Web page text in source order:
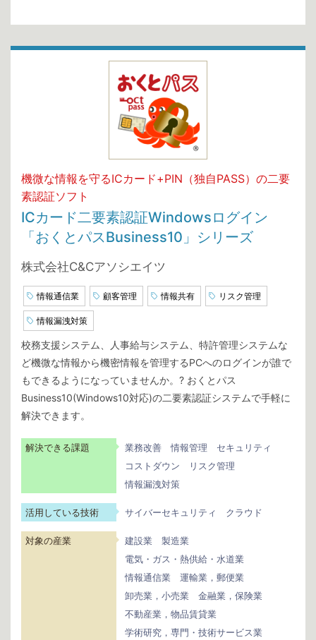
機微な情報を守るICカード+PIN（独自PASS）の二要
素認証ソフト
ICカード二要素認証Windowsログイン
「おくとパスBusiness10」シリーズ
株式会社C&Cアソシエイツ
情報通信業 顧客管理 情報共有 リスク管理
情報漏洩対策
校務支援システム、人事給与システム、特許管理システムな
ど機微な情報から機密情報を管理するPCへのログインが誰で
もできるようになっていませんか。? おくとパス
Business10(Windows10対応)の二要素認証システムで手軽に
解決できます。
解決できる課題 業務改善 情報管理
セキュリティ
コストダウン
リスク管理
情報漏洩対策
活用している技術 サイバーセキュリティ クラウド
対象の産業 建設業
製造業
電気・ガス・熱供給・水道業
情報通信業
運輸業，郵便業
卸売業，小売業
金融業，保険業
不動産業，物品賃貸業
学術研究，専門・技術サービス業